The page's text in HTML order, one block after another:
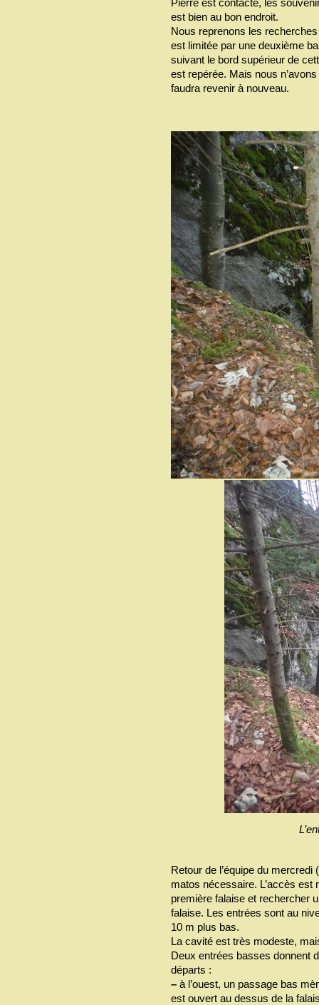
est bien au bon endroit.
Nous reprenons les
est limitée par une deuxième
suivant le bord supérieur de
est repérée. Mais nous
faudra revenir à nouveau.
Retour de l’équipe du
matos nécessaire. L’accès est
première falaise et rechercher
falaise. Les entrées sont au
10 m plus bas.
La cavité est très modeste,
Deux entrées basses donnent
départs :
– à l’ouest, un passage bas
est ouvert au dessus de la